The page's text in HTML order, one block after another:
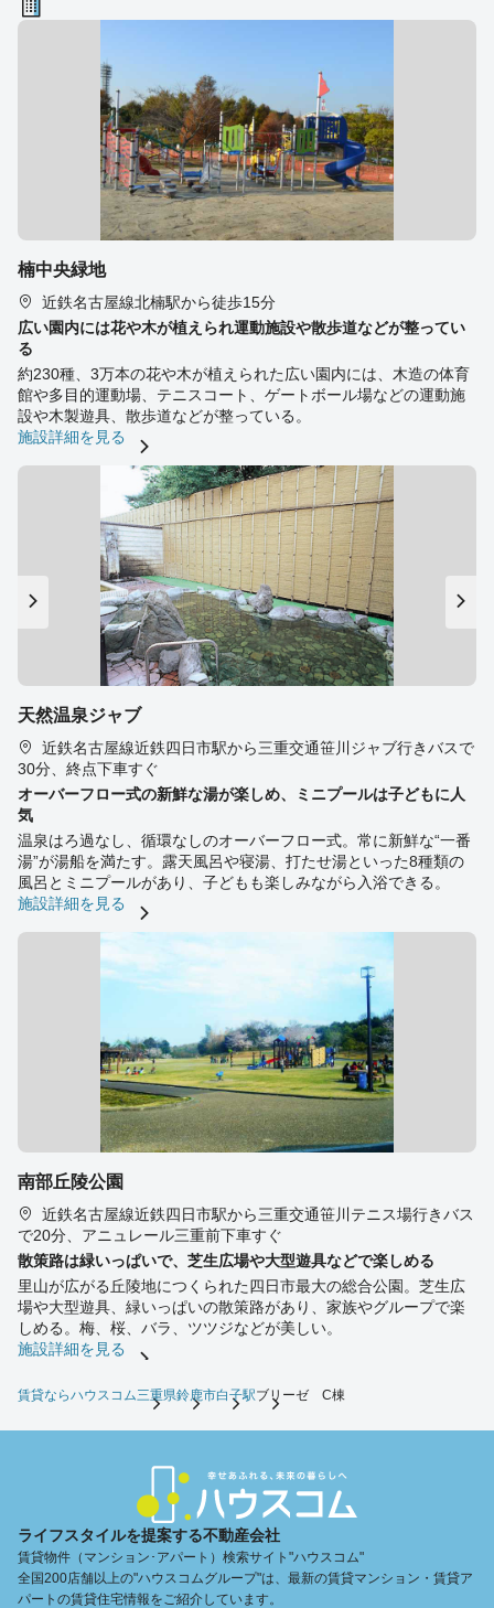
楠中央緑地
近鉄名古屋線北楠駅から徒歩15分
広い園内には花や木が植えられ運動施設や散歩道などが整ってい
る
約230種、3万本の花や木が植えられた広い園内には、木造の体育
館や多目的運動場、テニスコート、ゲートボール場などの運動施
設や木製遊具、散歩道などが整っている。
施設詳細を見る
天然温泉ジャブ
近鉄名古屋線近鉄四日市駅から三重交通笹川ジャブ行きバスで
30分、終点下車すぐ
オーバーフロー式の新鮮な湯が楽しめ、ミニプールは子どもに人
気
温泉はろ過なし、循環なしのオーバーフロー式。常に新鮮な“一番
湯”が湯船を満たす。露天風呂や寝湯、打たせ湯といった8種類の
風呂とミニプールがあり、子どもも楽しみながら入浴できる。
施設詳細を見る
南部丘陵公園
近鉄名古屋線近鉄四日市駅から三重交通笹川テニス場行きバス
で20分、アニュレール三重前下車すぐ
散策路は緑いっぱいで、芝生広場や大型遊具などで楽しめる
里山が広がる丘陵地につくられた四日市最大の総合公園。芝生広
場や大型遊具、緑いっぱいの散策路があり、家族やグループで楽
しめる。梅、桜、バラ、ツツジなどが美しい。
施設詳細を見る
賃貸ならハウスコム三重県鈴鹿市白子駅ブリーゼ C棟
ライフスタイルを提案する不動産会社
賃貸物件（マンション･アパート）検索サイト"ハウスコム"
全国200店舗以上の"ハウスコムグループ"は、最新の賃貸マンション・賃貸ア
パートの賃貸住宅情報をご紹介しています。